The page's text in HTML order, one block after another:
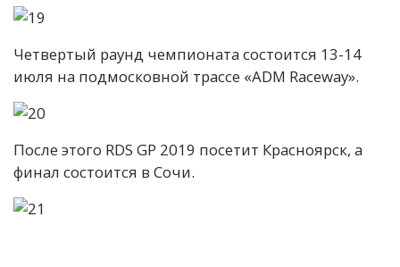
Четвертый раунд чемпионата состоится 13-14
июля на подмосковной трассе «ADM Raceway».
После этого RDS GP 2019 посетит Красноярск, а
финал состоится в Сочи.